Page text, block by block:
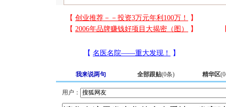
我来说两句 全部跟贴(0条) 精华区(0
用户：